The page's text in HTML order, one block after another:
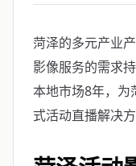
菏泽的多元产业
影像服务的需求
本地市场8年，为
式活动直播解决方